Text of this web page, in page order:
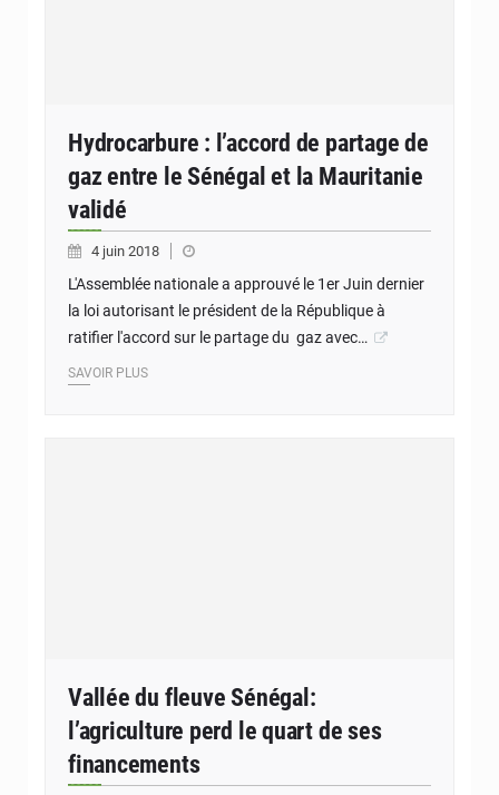
Hydrocarbure : l’accord de partage de
gaz entre le Sénégal et la Mauritanie
validé
4 juin 2018
L'Assemblée nationale a approuvé le 1er Juin dernier
la loi autorisant le président de la République à
ratifier l'accord sur le partage du gaz avec…
SAVOIR PLUS
Vallée du fleuve Sénégal:
l’agriculture perd le quart de ses
financements